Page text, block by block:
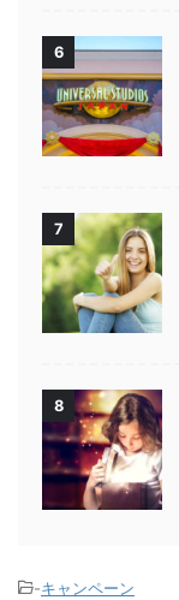
6
7
8
-キャンペーン